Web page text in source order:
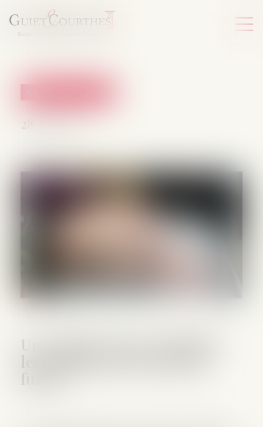
Un registre pour centraliser